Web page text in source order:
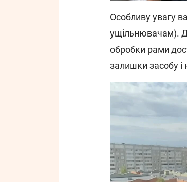
Особливу увагу
ущільнювачам).
обробки рами
залишки засобу і